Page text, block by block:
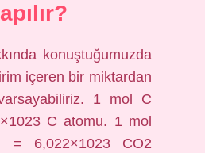
konuştuğumuzda
içeren bir miktardan
1 mol C
C atomu. 1 mol
= 6,022×1023 CO2